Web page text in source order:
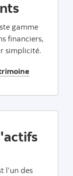
gamme
financiers,
simplicité.
l’un des